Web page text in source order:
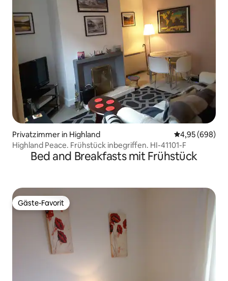
Privatzimmer in Highland
4,95 (698)
Highland Peace. Frühstück inbegriffen. HI-41101-F
Bed and Breakfasts mit Frühstück
Gäste-Favorit
Gäste-Favorit